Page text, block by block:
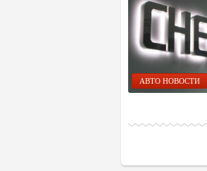
АВТО НОВОСТИ